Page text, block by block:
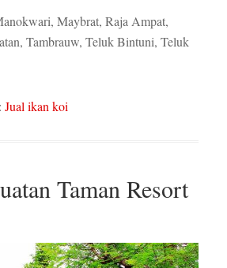
Maybrat, Raja Ampat,
Tambrauw, Teluk Bintuni, Teluk
Jual ikan koi
Taman Resort